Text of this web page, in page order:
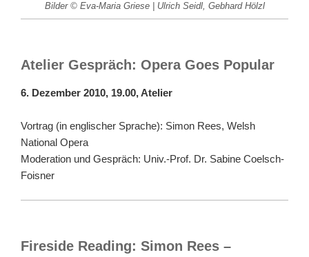
Bilder © Eva-Maria Griese | Ulrich Seidl, Gebhard Hölzl
Atelier Gespräch: Opera Goes Popular
6. Dezember 2010, 19.00, Atelier
Vortrag (in englischer Sprache): Simon Rees, Welsh
National Opera
Moderation und Gespräch: Univ.-Prof. Dr. Sabine Coelsch-
Foisner
Fireside Reading: Simon Rees –